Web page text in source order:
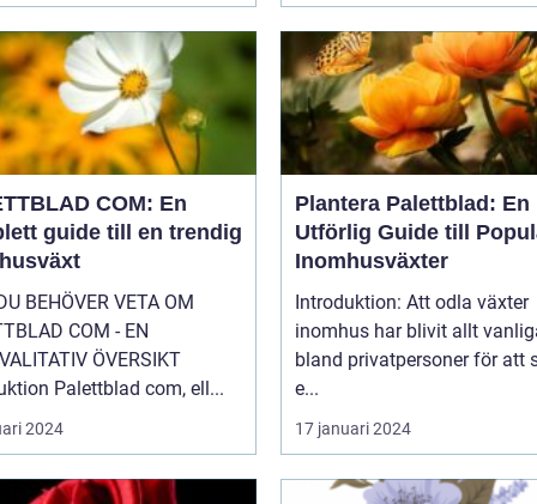
COM: En
guide till en trendig
BEHÖVER VETA OM
COM - EN
ÖVERSIKT
Palettblad com, ell...
2024
Plantera Palettblad: En
Utförlig Guide till
Inomhusväxter
Introduktion: Att odla växter
inomhus har blivit allt
bland privatpersoner för att
e...
17 januari 2024